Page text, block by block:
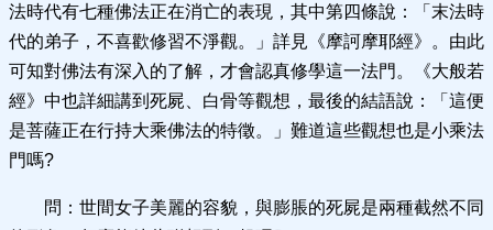
法時代有七種佛法正在消亡的表現，其中第四條說：「末法時
代的弟子，不喜歡修習不淨觀。」詳見《摩訶摩耶經》。由此
可知對佛法有深入的了解，才會認真修學這一法門。《大般若
經》中也詳細講到死屍、白骨等觀想，最後的結語說：「這便
是菩薩正在行持大乘佛法的特徵。」難道這些觀想也是小乘法
門嗎?
問：世間女子美麗的容貌，與膨脹的死屍是兩種截然不同